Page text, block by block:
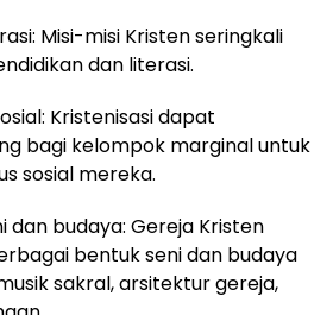
Misi-misi Kristen seringkali
dan literasi.
Kristenisasi dapat
bagi kelompok marginal untuk
sosial mereka.
dan budaya: Gereja Kristen
bentuk seni dan budaya
sakral, arsitektur gereja,